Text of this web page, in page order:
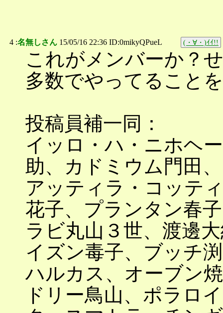
4 :名無しさん 15/05/16 22:36 ID:0mikyQPueL (・∀・)ｲｲ!!
これがメンバーか？
多数でやってること
投稿員補一同：
イッロ・ハ・ニホヘ
助、カドミウム門田
アッティラ・コッテ
花子、プランタン春
ラビ丸山３世、渡邊
イズン毒子、ブッチ
ハルカス、オーブン
ドリー鳥山、ポラロ